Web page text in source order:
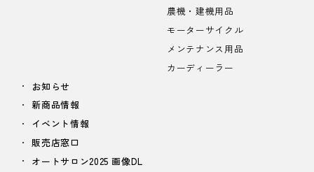
農機・建機用品
モーターサイクル
メンテナンス用品
カーディーラー
お知らせ
新商品情報
イベント情報
販売店窓口
オートサロン2025 画像DL